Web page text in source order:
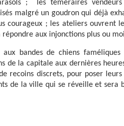
; les téméraires
malgré un goudron qui déjà
courageux ; les ateliers ouvrent
répondre aux injonctions plus ou
aux bandes de chiens
de la capitale aux dernières
recoins discrets, pour poser
de la ville qui se réveille et